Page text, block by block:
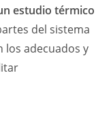
estudio térmico
del sistema
los adecuados y